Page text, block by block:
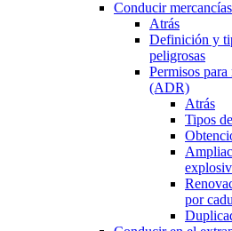
Conducir
Atrás
Definición y
peligrosas
Permisos
(ADR)
Atrás
Tipos
por